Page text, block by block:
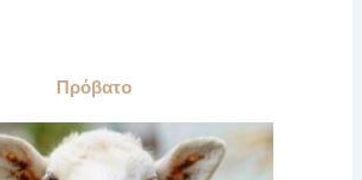
Πρόβατο